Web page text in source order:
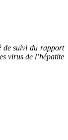
de suivi du rapport
virus de l’hépatite